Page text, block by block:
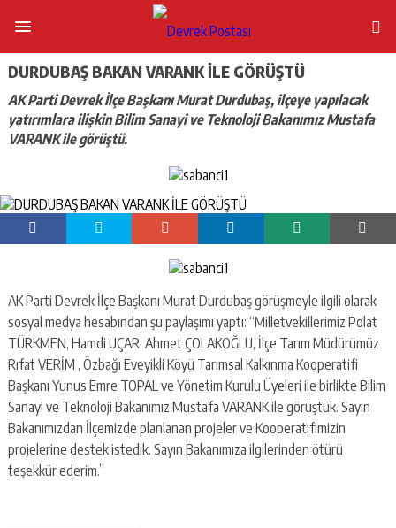
DURDUBAŞ BAKAN VARANK İLE GÖRÜŞTÜ
AK Parti Devrek İlçe Başkanı Murat Durdubaş, ilçeye yapılacak
yatırımlara ilişkin Bilim Sanayi ve Teknoloji Bakanımız Mustafa
VARANK ile görüştü.
AK Parti Devrek İlçe Başkanı Murat Durdubaş görüşmeyle ilgili olarak
sosyal medya hesabından şu paylaşımı yaptı: “Milletvekillerimiz Polat
TÜRKMEN, Hamdi UÇAR, Ahmet ÇOLAKOĞLU, İlçe Tarım Müdürümüz
Rıfat VERİM , Özbağı Eveyikli Köyü Tarımsal Kalkınma Kooperatifi
Başkanı Yunus Emre TOPAL ve Yönetim Kurulu Üyeleri ile birlikte Bilim
Sanayi ve Teknoloji Bakanımız Mustafa VARANK ile görüştük. Sayın
Bakanımızdan İlçemizde planlanan projeler ve Kooperatifimizin
projelerine destek istedik. Sayın Bakanımıza ilgilerinden ötürü
teşekkür ederim.”